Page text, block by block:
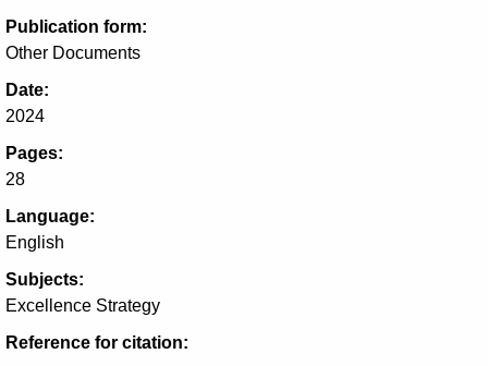
Publication form:
Other Documents
Date:
2024
Pages:
28
Language:
English
Subjects:
Excellence Strategy
Reference for citation: